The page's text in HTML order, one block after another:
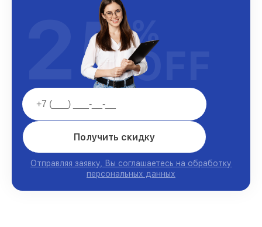
Получить скидку
Отправляя заявку, Вы соглашаетесь на обработку
персональных данных
25%
OFF